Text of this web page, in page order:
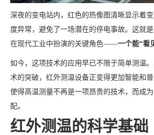
深夜的变电站内，红色的热像图清晰显示着
度异常，避免了一场潜在的停电事故。这就是
在现代工业中扮演的关键角色——一个能“看
如今，这项技术的应用早已不限于简单测温
术的突破，红外测温设备正变得更加智能和
使得高温测量不再是一项昂贵的技术，而成
配。
红外测温的科学基础